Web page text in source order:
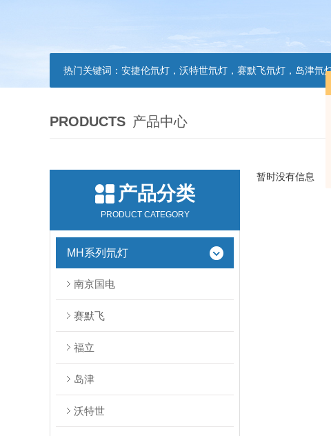
热门关键词： 安捷伦氘灯，沃特世氘灯，赛默飞氘灯，岛津氘
PRODUCTS 产品中心
产品分类
PRODUCT CATEGORY
MH系列氘灯
南京国电
赛默飞
福立
岛津
沃特世
暂时没有信息